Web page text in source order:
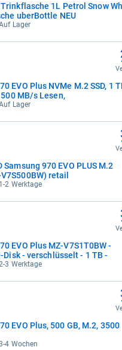
Trinkflasche 1L Petrol Snow
uberBottle NEU
Lager
EVO Plus NVMe M.2 SSD, 1
MB/s Lesen,
Lager
Samsung 970 EVO PLUS M.2
retail
2 Werktage
EVO Plus MZ-V7S1T0BW -
- verschlüsselt - 1 TB -
3 Werktage
EVO Plus, 500 GB, M.2, 3500
4 Wochen